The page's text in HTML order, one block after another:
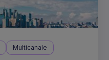
Multicanale